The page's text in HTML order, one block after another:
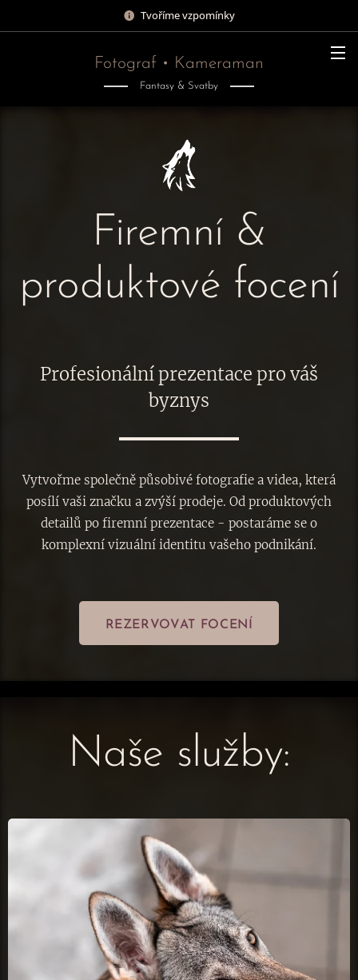
Tvoříme vzpomínky
Fotograf • Kameraman
Fantasy & Svatby
Firemní &
produktové focení
Profesionální prezentace pro váš
byznys
Vytvořme společně působivé fotografie a videa, která
posílí vaši značku a zvýší prodeje. Od produktových
detailů po firemní prezentace - postaráme se o
komplexní vizuální identitu vašeho podnikání.
REZERVOVAT FOCENÍ
Naše služby: